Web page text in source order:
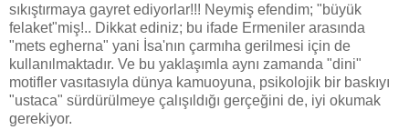
sıkıştırmaya gayret ediyorlar!!! Neymiş efendim; "büyük
felaket"miş!.. Dikkat ediniz; bu ifade Ermeniler arasında
"mets egherna" yani İsa'nın çarmıha gerilmesi için de
kullanılmaktadır. Ve bu yaklaşımla aynı zamanda "dini"
motifler vasıtasıyla dünya kamuoyuna, psikolojik bir baskıyı
"ustaca" sürdürülmeye çalışıldığı gerçeğini de, iyi okumak
gerekiyor.